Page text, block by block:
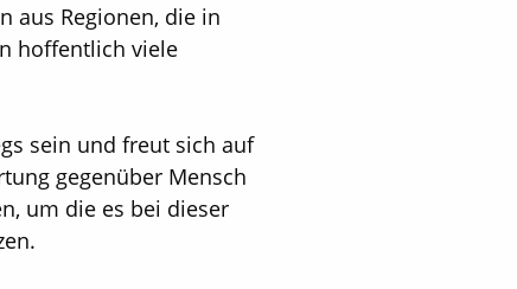
aus Regionen, die in
hoffentlich viele
sein und freut sich auf
gegenüber Mensch
um die es bei dieser